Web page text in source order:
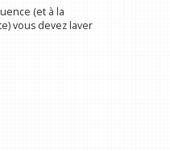
(et à la
vous devez laver